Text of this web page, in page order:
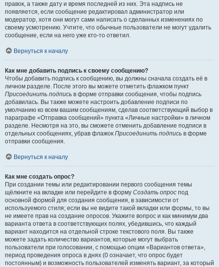
правок, а также дату и время последней из них. Эта надпись не
появляется, если сообщение редактировал администратор или
модератор, хотя они могут сами написать о сделанных изменениях по
своему усмотрению. Учтите, что обычные пользователи не могут удалить
сообщение, если на него уже кто-то ответил.
Вернуться к началу
Как мне добавить подпись к своему сообщению?
Чтобы добавить подпись к сообщению, вы должны сначала создать её в
личном разделе. После этого вы можете отметить флажком пункт
Присоединить подпись в форме отправки сообщения, чтобы подпись
добавилась. Вы также можете настроить добавление подписи по
умолчанию ко всем вашим сообщениям, сделав соответствующий выбор в
параграфе «Отправка сообщений» пункта «Личные настройки» в личном
разделе. Несмотря на это, вы сможете отменить добавление подписи в
отдельных сообщениях, убрав флажок Присоединить подпись в форме
отправки сообщения.
Вернуться к началу
Как мне создать опрос?
При создании темы или редактировании первого сообщения темы
щёлкните на вкладке или перейдите в форму Создать опрос под
основной формой для создания сообщения, в зависимости от
используемого стиля; если вы не видите такой вкладки или формы, то вы
не имеете прав на создание опросов. Укажите вопрос и как минимум два
варианта ответа в соответствующих полях, убедившись, что каждый
вариант находится на отдельной строке текстового поля. Вы также
можете задать количество вариантов, которые могут выбрать
пользователи при голосовании, с помощью опции «Вариантов ответа»,
период проведения опроса в днях (0 означает, что опрос будет
постоянным) и возможность пользователей изменять вариант, за который